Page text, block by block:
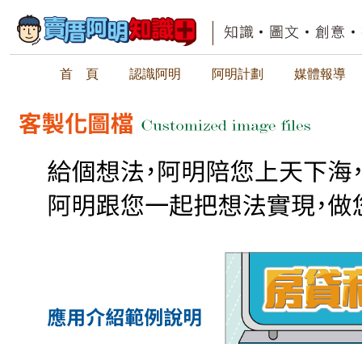
首 頁 認識阿明 阿明計劃 媒體報